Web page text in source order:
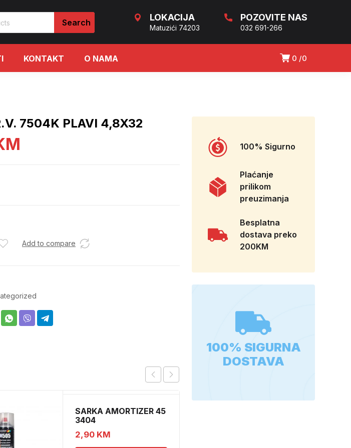
LOKACIJA
Matuzići 74203
POZOVITE NAS
032 691-266
0 0
KONTAKT O NAMA
7504K PLAVI 4,8X32
Add to compare
SARKA AMORTIZER 45
3404
2,90 KM
100% Sigurno
Plaćanje
prilikom
preuzimanja
Besplatna
dostava preko
200KM
100% SIGURNA
DOSTAVA